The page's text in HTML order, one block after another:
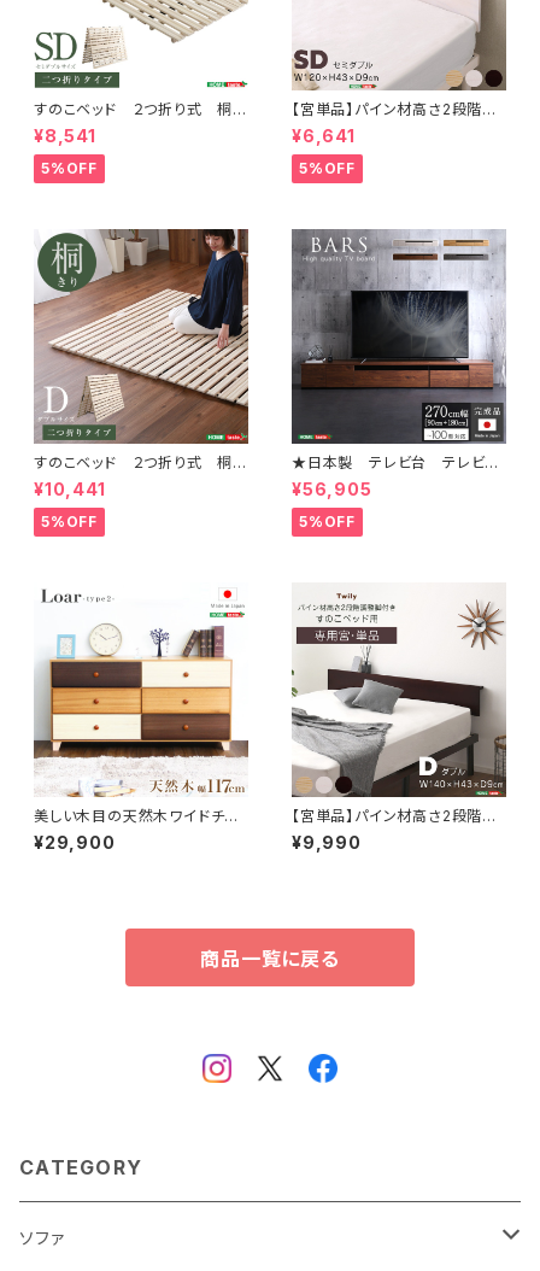
すのこベッド ２つ折り式 桐仕
様(セミダブル)【Coh-ソーン-】
KIR-2-SD
¥8,541
5%OFF
【宮単品】パイン材高さ2段階調
整脚付きすのこベッド用(セミダ
ブル)
¥6,641
5%OFF
すのこベッド ２つ折り式 桐仕
様(ダブル)【Coh-ソーン-】 KI
R-2-D
¥10,441
5%OFF
★日本製 テレビ台 テレビボ
ード 270cm幅 【BARS-バ
ース-】 SH-24-BR270
¥56,905
5%OFF
美しい木目の天然木ワイドチェ
スト 3段 幅117cm Loarシリー
ズ 日本製・完成品｜Loar-ロ
¥29,900
【宮単品】パイン材高さ2段階調
整脚付きすのこベッド用(ダブル)
HP-02D
¥9,990
商品一覧に戻る
CATEGORY
ソファ